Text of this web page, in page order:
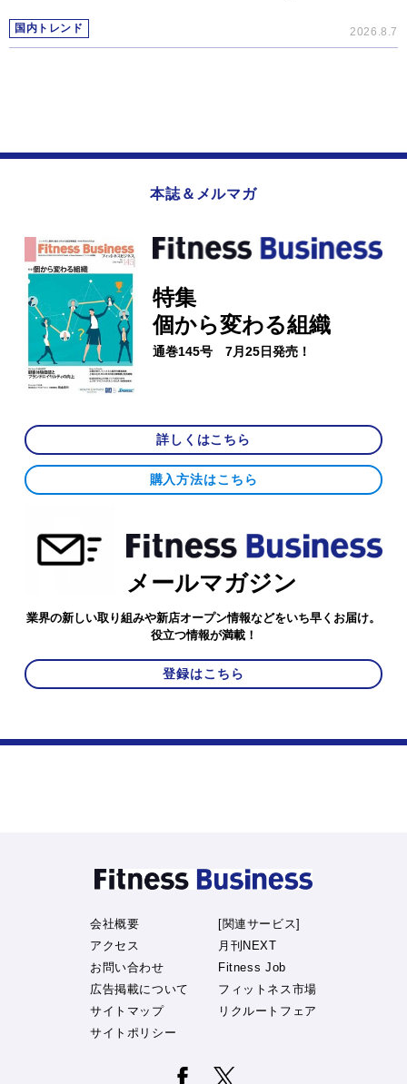
国内トレンド 2026.8.7
本誌＆メルマガ
特集
個から変わる組織
通巻145号 7月25日発売！
詳しくはこちら
購入方法はこちら
メールマガジン
業界の新しい取り組みや新店オープン情報などをいち早くお届け。
役立つ情報が満載！
登録はこちら
会社概要
アクセス
お問い合わせ
広告掲載について
サイトマップ
サイトポリシー
[関連サービス]
月刊NEXT
Fitness Job
フィットネス市場
リクルートフェア